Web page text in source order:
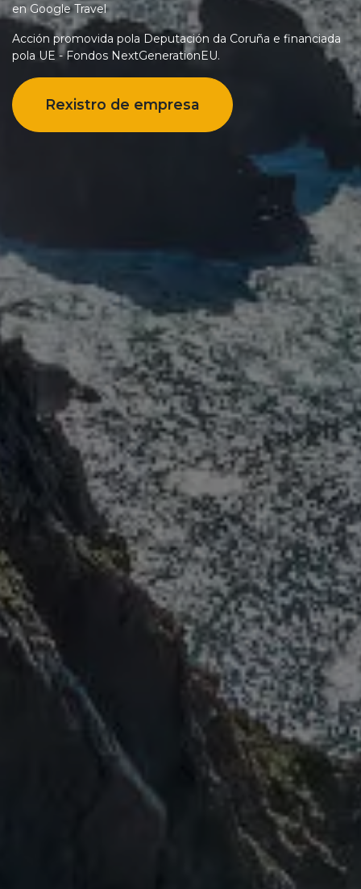
en Google Travel
Acción promovida pola Deputación da Coruña e financiada
pola UE - Fondos NextGenerationEU.
Rexistro de empresa